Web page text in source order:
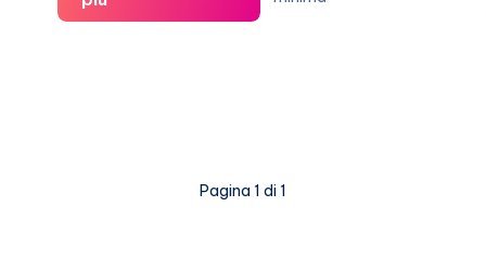
Gualtieri
Pagina 1 di 1